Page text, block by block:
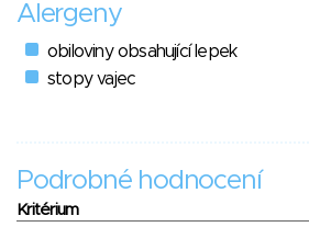
Alergeny
obiloviny obsahující lepek
stopy vajec
Podrobné hodnocení
Kritérium